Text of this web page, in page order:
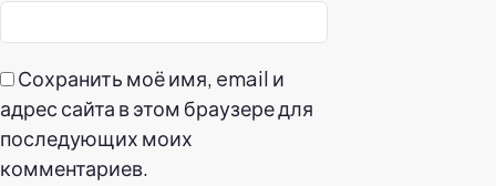
Сохранить моё имя, email и
адрес сайта в этом браузере для
последующих моих
комментариев.